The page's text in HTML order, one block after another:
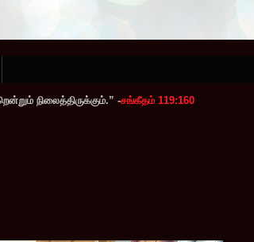
நிலைத்திருக்கும்.” -சங்கீதம் 119:160